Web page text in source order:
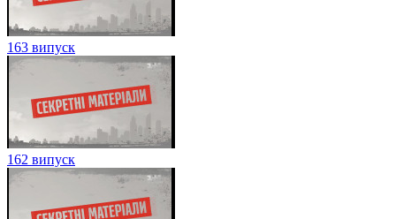
163 випуск
162 випуск